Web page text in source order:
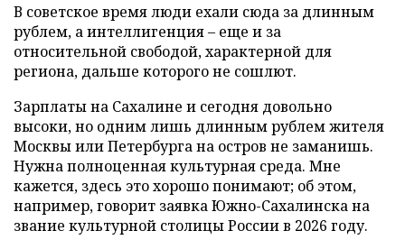
В советское время люди ехали сюда за длинным
рублем, а интеллигенция – еще и за
относительной свободой, характерной для
региона, дальше которого не сошлют.
Зарплаты на Сахалине и сегодня довольно
высоки, но одним лишь длинным рублем жителя
Москвы или Петербурга на остров не заманишь.
Нужна полноценная культурная среда. Мне
кажется, здесь это хорошо понимают; об этом,
например, говорит заявка Южно-Сахалинска на
звание культурной столицы России в 2026 году.